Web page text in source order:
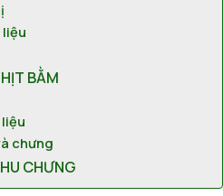
BẰM
chưng
CHƯNG